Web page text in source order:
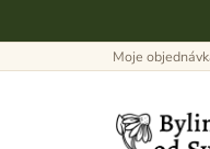
Moje